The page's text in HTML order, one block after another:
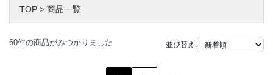
TOP > 商品一覧
60件の商品がみつかりました 並び替え: